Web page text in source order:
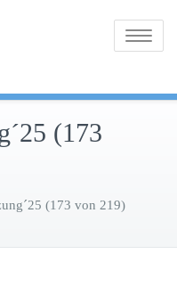
Toggle
(173
(173 von 219)